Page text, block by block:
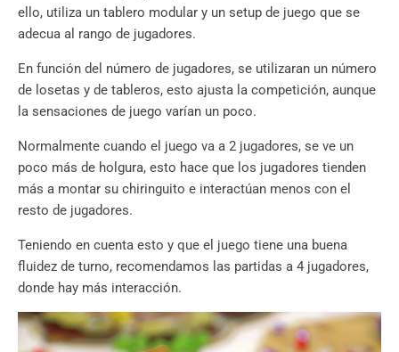
ello, utiliza un tablero modular y un setup de juego que se
adecua al rango de jugadores.
En función del número de jugadores, se utilizaran un número
de losetas y de tableros, esto ajusta la competición, aunque
la sensaciones de juego varían un poco.
Normalmente cuando el juego va a 2 jugadores, se ve un
poco más de holgura, esto hace que los jugadores tienden
más a montar su chiringuito e interactúan menos con el
resto de jugadores.
Teniendo en cuenta esto y que el juego tiene una buena
fluidez de turno, recomendamos las partidas a 4 jugadores,
donde hay más interacción.